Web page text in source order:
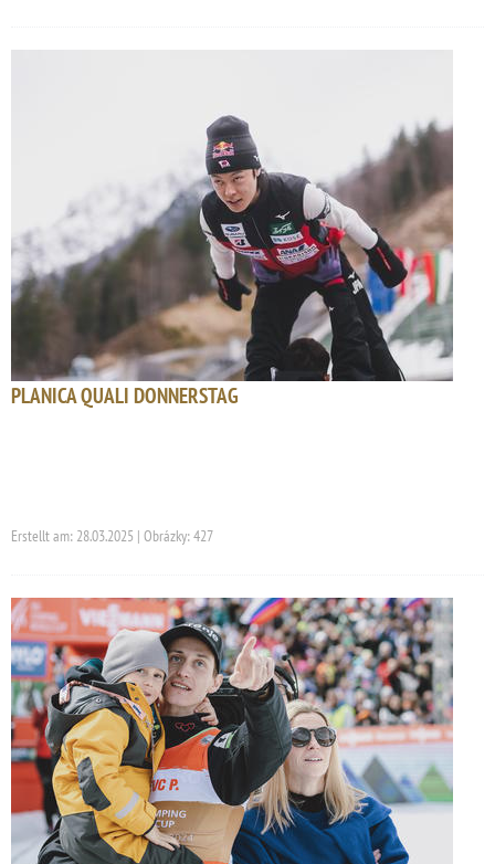
PLANICA QUALI DONNERSTAG
Erstellt am: 28.03.2025 | Obrázky: 427